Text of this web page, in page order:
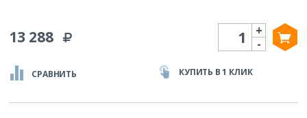
13 288 Количество
-
+
СРАВНИТЬ КУПИТЬ В 1 КЛИК